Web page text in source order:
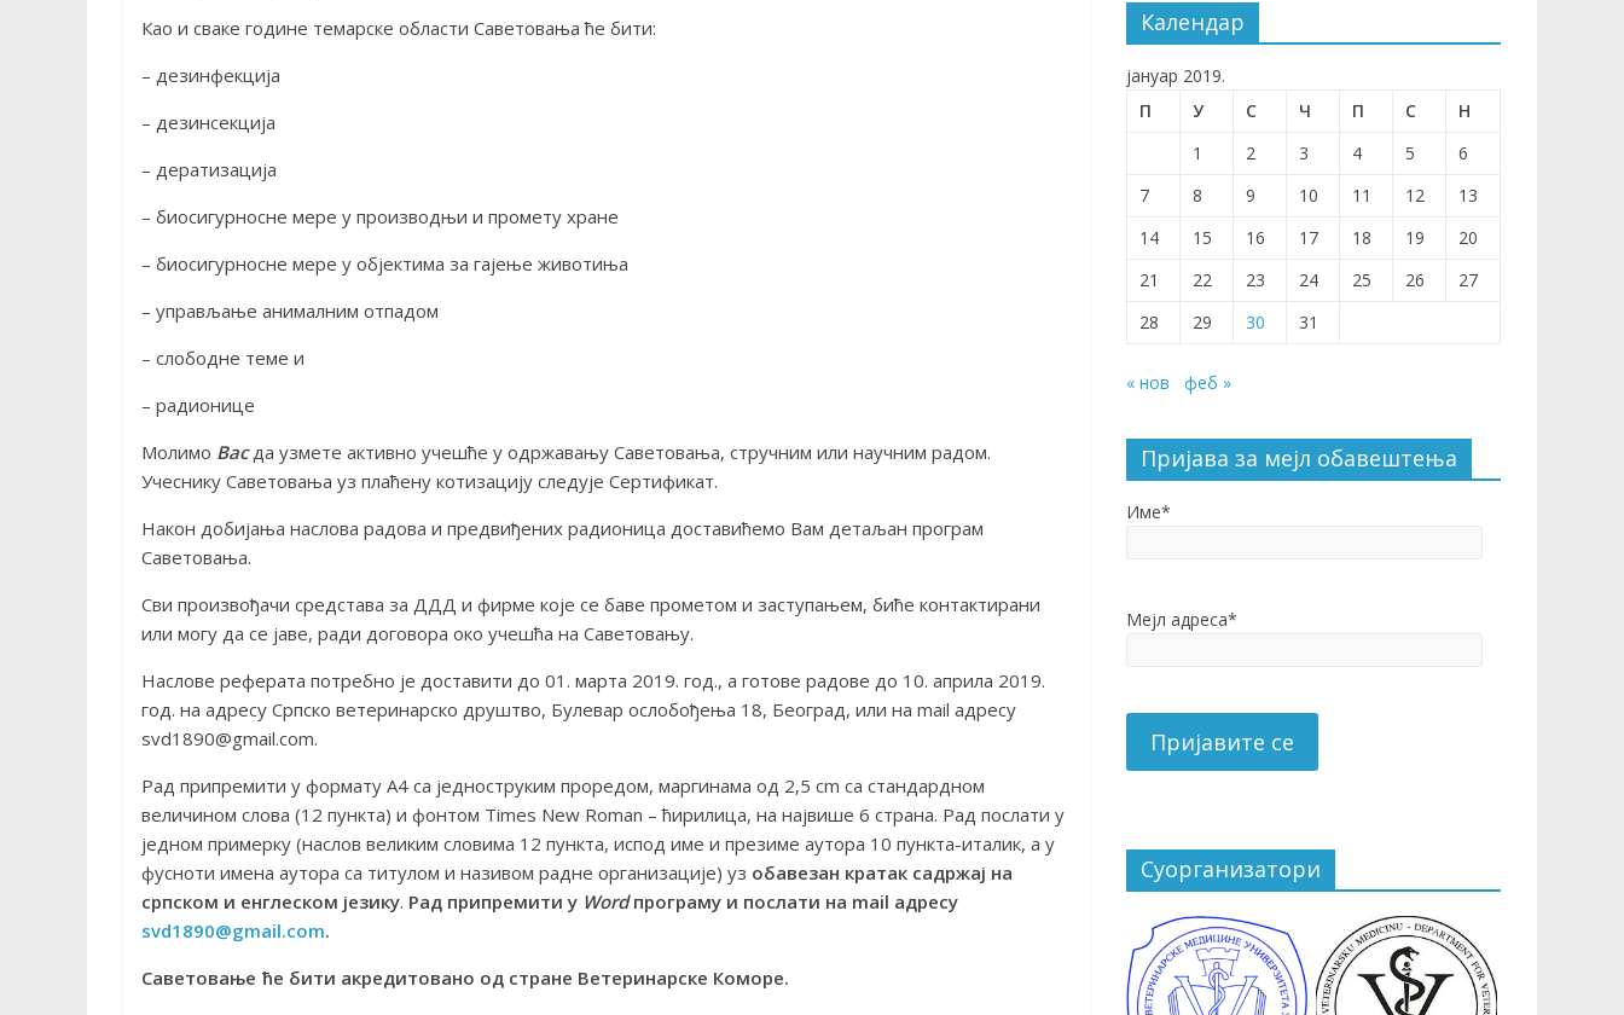
Као и сваке године темарске области Саветовања ће бити:
– дезинфекција
– дезинсекција
– дератизација
– биосигурносне мере у производњи и промету хране
– биосигурносне мере у објектима за гајење животиња
– управљање анималним отпадом
– слободне теме и
– радионицe
Молимо Васда узмете активно учешће у одржавању Саветовања, стручним или научним радом.
Учеснику Саветовања уз плаћену котизацију следује Сертификат.
Након добијања наслова радова и предвиђених радионица доставићемо Вам детаљан програм
Саветовања.
Сви произвођачи средстава за ДДД и фирме које се баве прометом и заступањем, биће контактирани
или могу да се јаве, ради договора око учешћа на Саветовању.
Наслове реферата потребно је доставити до 01. марта 2019. год., а готове радове до 10. aприла 2019.
год. на адресу Српско ветеринарско друштво, Булевар ослобођења 18, Београд, или на mail адресу
svd1890@gmail.com.
Рад припремити у формату А4 са једноструким проредом, маргинама од 2,5 cm са стандардном
величином слова (12 пункта) и фонтом Times New Roman – ћирилица, на највише 6 страна. Рад послати у
једном примерку (наслов великим словима 12 пункта, испод име и презиме аутора 10 пункта-италик, а у
фусноти имена аутора са титулом и називом радне организације) уз обавезан кратак садржај на
српском и енглеском језику. Рад припремити у Wordпрограму и послати на mail адресу
svd1890@gmail.com.
Саветовање ће бити акредитовано од стране Ветеринарске Коморе.
Календар
јануар 2019.
П
У С Ч П С
Н
1
2 3 4 5
6
7
8 9 10 11 12
13
14
15 16 17 18 19
20
21
22 23 24 25 26
27
28
29 30 31
« нов феб »
Пријава за мејл обавештења
Име*
Мејл адреса*
Суорганизатори